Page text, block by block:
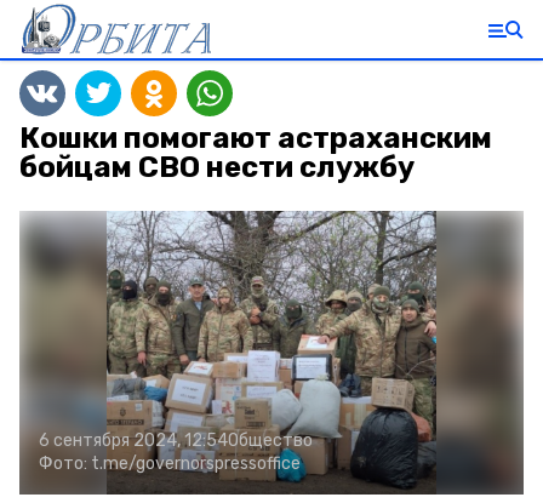
Кошки помогают астраханским
бойцам СВО нести службу
6 сентября 2024, 12:54Общество
Фото: t.me/governorspressoffice